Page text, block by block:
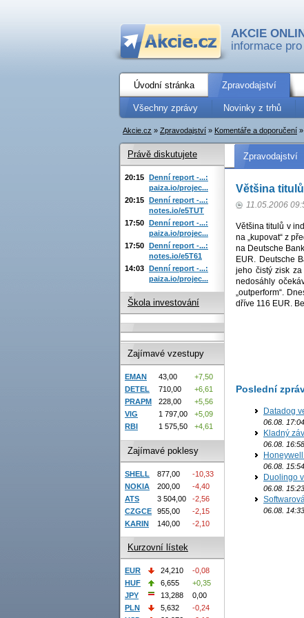
AKCIE
informace
Úvodní stránka Zpravodajství
Všechny zprávy Novinky z trhů
Akcie.cz » Zpravodajství » Komentáře a doporučení »
Zpravodajství
Většina
11.05.2006
Většina titulů v
na „kupovat“ z
na Deutsche
EUR. Deutsche
jeho čistý zisk
nedosáhly
„outperform“.
dříve 116 EUR.
Poslední
Datadog
06.08. 17:04
Kladný
06.08. 16:58
06.08. 15:54
Duolingo
06.08. 15:23
06.08. 14:33
Právě diskutujete
20:15 Denní report -...:
paiza.io/projec...
20:15 Denní report -...:
notes.io/e5TUT
17:50 Denní report -...:
paiza.io/projec...
17:50 Denní report -...:
notes.io/e5T61
14:03 Denní report -...:
paiza.io/projec...
Škola investování
Zajímavé vzestupy
EMAN 43,00
+7,50
DETEL
710,00
+6,61
PRAPM
228,00
+5,56
VIG
1 797,00
+5,09
RBI
1 575,50 +4,61
Zajímavé poklesy
SHELL 877,00
-10,33
NOKIA
200,00
-4,40
ATS
3 504,00
-2,56
CZGCE
955,00
-2,15
KARIN
140,00 -2,10
Kurzovní lístek
EUR 24,210
-0,08
HUF
6,655
+0,35
JPY
13,288
0,00
PLN
5,632
-0,24